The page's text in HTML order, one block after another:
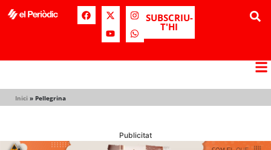
SUBSCRIU-
T'HI
Inici » Pellegrina
Publicitat